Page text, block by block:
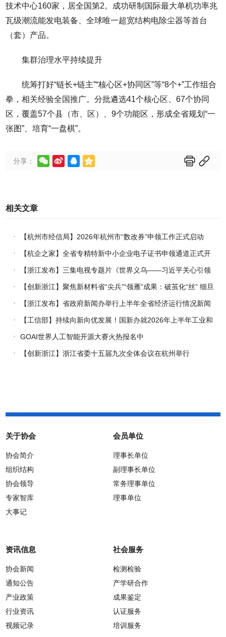
技术中心160家，居全国第2。成功研制国际最大单机功率兆
瓦级潮流能发电装备、全球唯一超宽结构电除尘器等首台
（套）产品。
集群治理水平持续提升
统筹打好“链长+链主”“核心区+协同区”等“8个+”工作组合
拳，相关经验全国推广。分批遴选41个核心区、67个协同
区，覆盖57个县（市、区）、9个功能区，形成全省规划“一
张图”、培育“一盘棋”。
分享：      
相关文章
【杭州市经信局】2026年杭州市“数改券”申领工作正式启动
【杭企之家】全省专精特新中小企业电子证书申领通道正式开
通
【浙江发布】三集电视专题片《世界义乌——习近平关心引领
义乌发展》热播上线
【创新浙江】聚焦新材料省“尖兵”“领雁”成果：破茧化“丝” 细旦
PPS纤维的国产突围战
【浙江发布】省政府新闻办举行上半年全省经济运行情况新闻
发布会【工信部】持续向新向优发展！国新办就2026年上半年工业和
信息化发展情况举行新闻发布会
GOAI世界人工智能开源大赛火热报名中
【创新浙江】浙江省委十五届九次全体会议在杭州举行
关于协会
协会简介
组织结构
协会领导
专家智库
大事记
会员单位
理事长单位
副理事长单位
常务理事单位
理事单位
资讯信息
协会新闻
通知公告
产业政策
行业资讯
视频记录
社会服务
检测检验
产学研合作
成果鉴定
认证服务
培训服务